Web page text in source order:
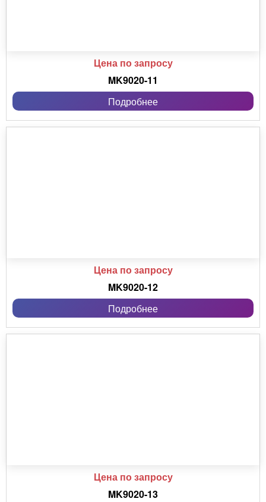
Цена по запросу
MK9020-11
Подробнее
Цена по запросу
MK9020-12
Подробнее
Цена по запросу
MK9020-13